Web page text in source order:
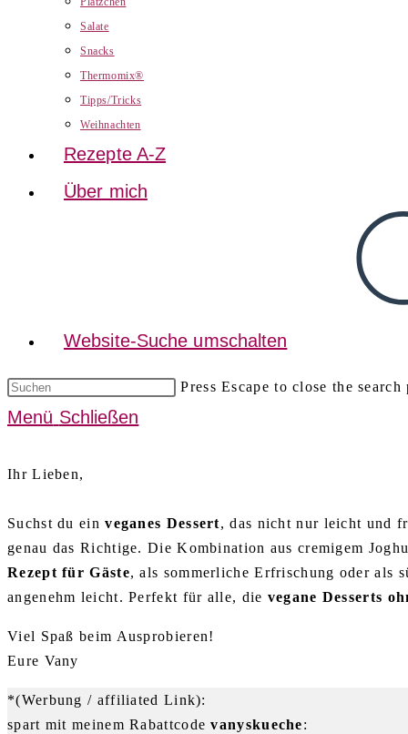
Salate
Snacks
Thermomix®
Tipps/Tricks
Weihnachten
Rezepte A-Z
Über mich
Website-Suche umschalten
Press Escape to close the search
Menü Schließen
Ihr Lieben,
Suchst du einveganes Dessert, das nicht nur leicht und
genau das Richtige. Die Kombination aus cremigem
Rezept für Gäste, als sommerliche Erfrischung oder als
angenehm leicht. Perfekt für alle, die vegane Desserts
Viel Spaß beim Ausprobieren!
Eure Vany
*(Werbung / affiliated Link):
spart mit meinem Rabattcodevanyskueche: